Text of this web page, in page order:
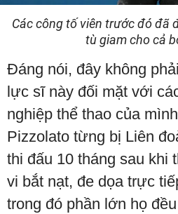
Các công tố viên trước đó đã
tù giam cho cả
Đáng nói, đây không
lực sĩ này đối mặt với
nghiệp thể thao của
Pizzolato từng bị Liên
thi đấu 10 tháng sau khi
vi bắt nạt, đe dọa trực
trong đó phần lớn họ